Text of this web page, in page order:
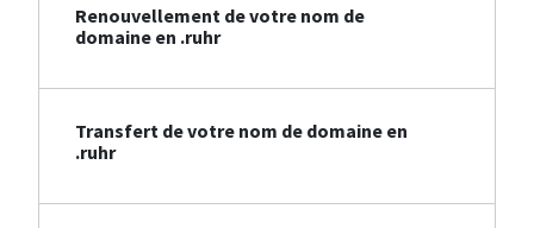
Renouvellement de votre nom de
domaine en .ruhr
Transfert de votre nom de domaine en
.ruhr